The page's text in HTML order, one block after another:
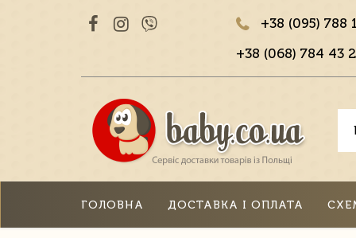
+38 (095) 788
+38 (068) 784 43
ГОЛОВНА ДОСТАВКА І ОПЛАТА